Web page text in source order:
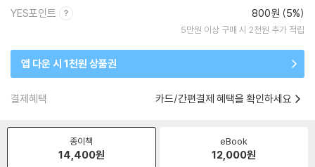
YES포인트 800원 (5%)
5만원 이상 구매 시 2천원 추가 적립
앱 다운 시 1천원 상품권
결제혜택 카드/간편결제 혜택을 확인하세요
종이책
14,400원
eBook
12,000원